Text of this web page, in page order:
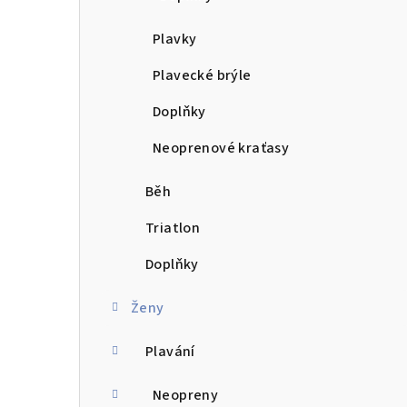
Plavky
Plavecké brýle
Doplňky
Neoprenové kraťasy
Běh
Triatlon
Doplňky
Ženy
Plavání
Neopreny